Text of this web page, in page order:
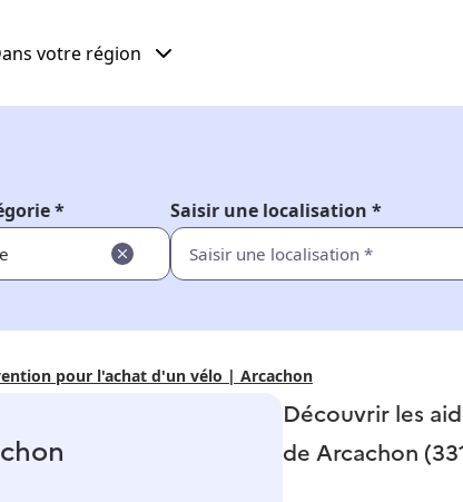
votre région
* Saisir une localisation *
pour l'achat d'un vélo | Arcachon
Découvrir les
de Arcachon